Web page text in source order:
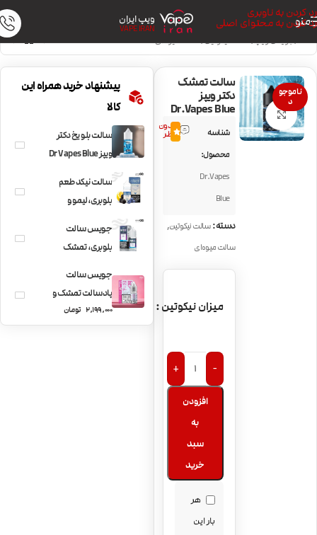
رد کردن به ناوبری
رد کردن به محتوای اصلی
منو ویپ ایران
VAPE IRAN
خانه/جویس ویپ/سالت نیکوتین/سالت میوه‌ای
ناموجو
د
بزرگنمایی تصویر
سالت تمشک
دکتر ویپز
Dr.Vapes Blue
شناسه
محصول:
Dr.Vapes
Blue
بدون
نظر0.0
دسته:سالت نیکوتین,
سالت میوه‌ای
میزان نیکوتین
-
+
افزودن
به
سبد
خرید
هر
بار این
پیشنهاد خرید همراه این
کالا
سالت بلو یخ دکتر
ویپز Dr Vapes Blue
سالت نیکد طعم
بلوبری،لیمو و
Really Berry
جویس سالت
بلوبری، تمشک
Nkd100 MAX
Berries Ice
جویس سالت
پادسالت تمشک و
یخ PodSalt Tripple
2,199,000 تومان